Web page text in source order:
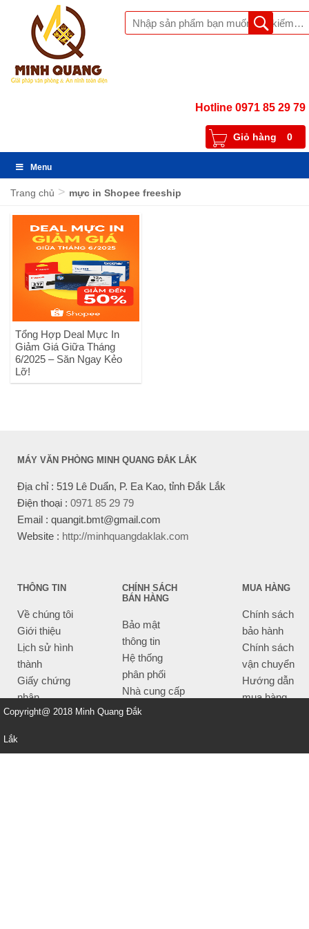
Hotline 0971 85 29 79
Giỏ hàng 0
Menu
Trang chủ > mực in Shopee freeship
Tổng Hợp Deal Mực In
Giảm Giá Giữa Tháng
6/2025 – Săn Ngay Kẻo
Lỡ!
MÁY VĂN PHÒNG MINH QUANG ĐẮK LẮK
Địa chỉ : 519 Lê Duẩn, P. Ea Kao, tỉnh Đắk Lắk
Điện thoại : 0971 85 29 79
Email : quangit.bmt@gmail.com
Website : http://minhquangdaklak.com
THÔNG TIN
Về chúng tôi
Giới thiệu
Lịch sử hình
thành
Giấy chứng
nhận
CHÍNH SÁCH
BÁN HÀNG
Bảo mật
thông tin
Hệ thống
phân phối
Nhà cung cấp
Tiêu chí bán
MUA HÀNG
Chính sách
bảo hành
Chính sách
vận chuyển
Hướng dẫn
mua hàng
Copyright@ 2018 Minh Quang Đắk
Lắk